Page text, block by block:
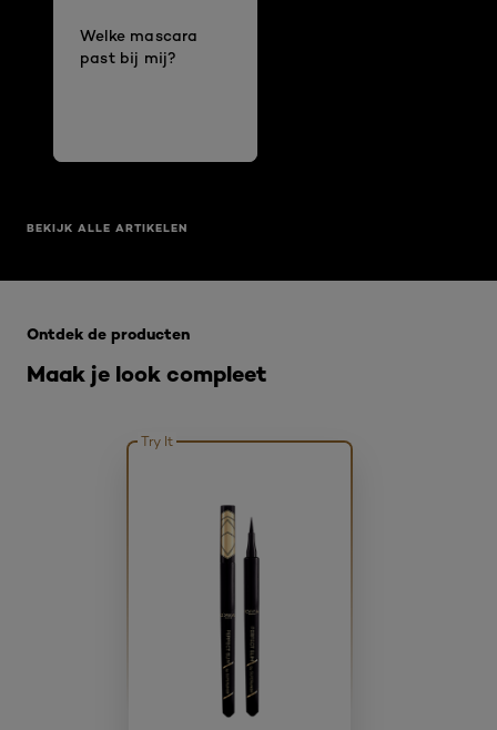
Welke mascara
past bij mij?
BEKIJK ALLE ARTIKELEN
Maak je look compleet
Ontdek de producten
Try It